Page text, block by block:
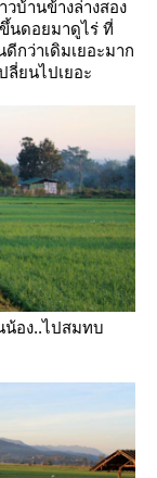
บ้านข้างล่างสอง
นดอยมาดูไร่ ที่
กว่าเดิมเยอะมาก
ลี่ยนไปเยอะ
น้อง..ไปสมทบ